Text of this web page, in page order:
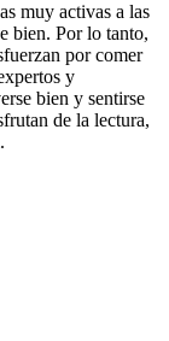
muy activas a las
bien. Por lo tanto,
por comer
y
bien y sentirse
de la lectura,